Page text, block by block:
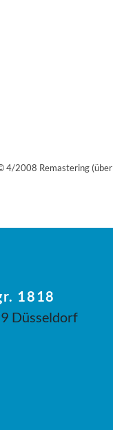
2008 Remastering
1818
Düsseldorf